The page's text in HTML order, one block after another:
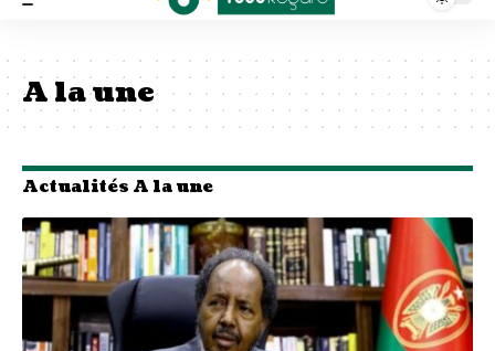
A la une
Actualités A la une